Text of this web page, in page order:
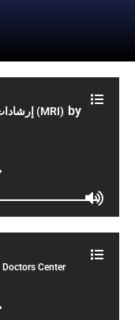
إرشادات تحضير التصوير بالرنين المغناطيسي (MRI) by
Doctors Center